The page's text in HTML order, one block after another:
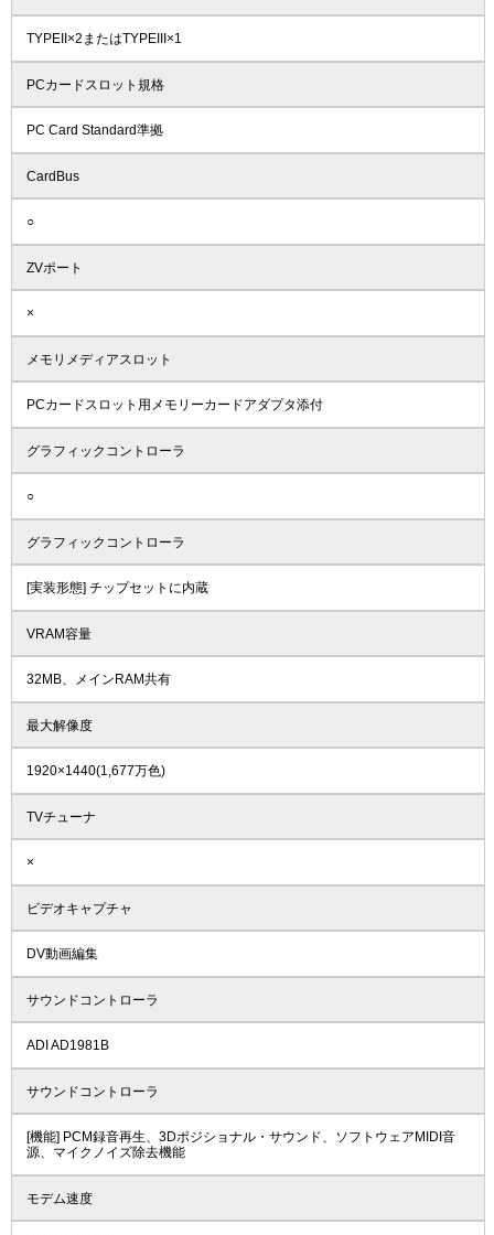
TYPEII×2またはTYPEIII×1
PCカードスロット規格
PC Card Standard準拠
CardBus
○
ZVポート
×
メモリメディアスロット
PCカードスロット用メモリーカードアダプタ添付
グラフィックコントローラ
○
グラフィックコントローラ
[実装形態] チップセットに内蔵
VRAM容量
32MB、メインRAM共有
最大解像度
1920×1440(1,677万色)
TVチューナ
×
ビデオキャプチャ
DV動画編集
サウンドコントローラ
ADI AD1981B
サウンドコントローラ
[機能] PCM録音再生、3Dポジショナル・サウンド、ソフトウェアMIDI音
源、マイクノイズ除去機能
モデム速度